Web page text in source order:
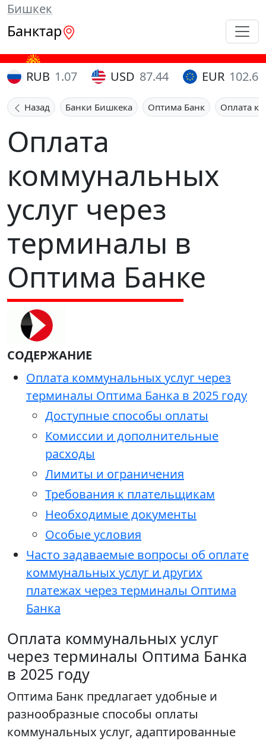
Бишкек
Банктар
RUB 1.07 USD 87.44 EUR 102.65
Назад Банки Бишкека Оптима Банк Оплата
Оплата
коммунальных
услуг через
терминалы в
Оптима Банке
СОДЕРЖАНИЕ
Оплата коммунальных услуг через
терминалы Оптима Банка в 2025 году
Доступные способы оплаты
Комиссии и дополнительные
расходы
Лимиты и ограничения
Требования к плательщикам
Необходимые документы
Особые условия
Часто задаваемые вопросы об оплате
коммунальных услуг и других
платежах через терминалы Оптима
Банка
Оплата коммунальных услуг
через терминалы Оптима Банка
в 2025 году
Оптима Банк предлагает удобные и
разнообразные способы оплаты
коммунальных услуг, адаптированные